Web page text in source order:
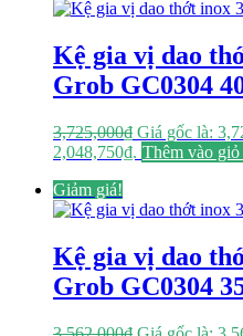
Kệ gia vị dao
Grob GC0304
3,725,000₫ Giá gốc là:
2,048,750₫. Thêm vào giỏ
Giảm giá!
Kệ gia vị dao
Grob GC0304